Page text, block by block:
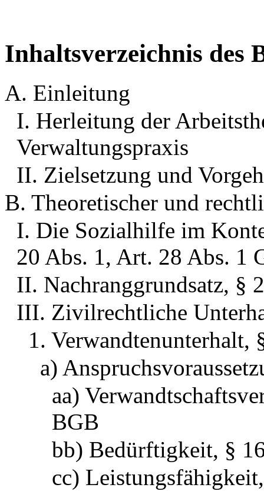
Inhaltsverzeichnis des
A. Einleitung
I. Herleitung der
Verwaltungspraxis
II. Zielsetzung und
B. Theoretischer und
I. Die Sozialhilfe im
20 Abs. 1, Art. 28 Abs. 1
II. Nachranggrundsatz, §
III. Zivilrechtliche
1. Verwandtenunterhalt,
a)
aa)
BGB
bb) Bedürftigkeit, §
cc)